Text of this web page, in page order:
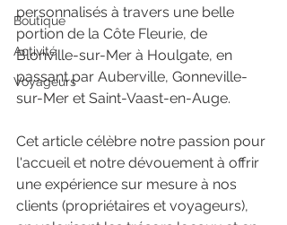
Boutique
Activité
Voyageurs
personnalisés à travers une belle
portion de la Côte Fleurie, de
Blonville-sur-Mer à Houlgate, en
passant par Auberville, Gonneville-
sur-Mer et Saint-Vaast-en-Auge.
Cet article célèbre notre passion pour
l'accueil et notre dévouement à offrir
une expérience sur mesure à nos
clients (propriétaires et voyageurs),